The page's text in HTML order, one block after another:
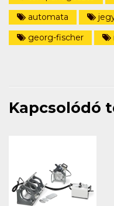
automata
georg-fischer
Kapcsolódó